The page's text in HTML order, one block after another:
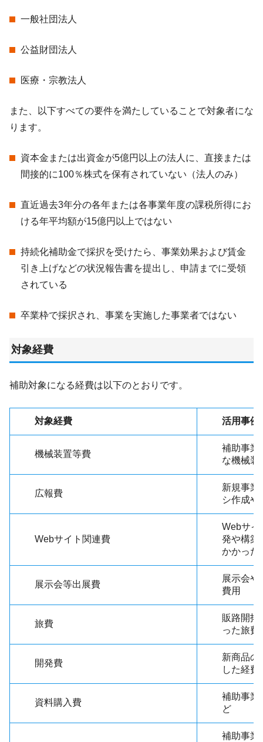
一般社団法人
公益財団法人
医療・宗教法人
また、以下すべての要件を満たしていることで対象者にな
ります。
資本金または出資金が5億円以上の法人に、直接または
間接的に100％株式を保有されていない（法人のみ）
直近過去3年分の各年または各事業年度の課税所得にお
ける年平均額が15億円以上ではない
持続化補助金で採択を受けたら、事業効果および賃金
引き上げなどの状況報告書を提出し、申請までに受領
されている
卒業枠で採択され、事業を実施した事業者ではない
対象経費
補助対象になる経費は以下のとおりです。
対象経費 活用事例
機械装置等費
補助事業
な機械装
広報費
新規事業
シ作成や
Webサイト関連費
Webサイ
発や構築
かかった
展示会等出展費
展示会や
費用
旅費
販路開拓
った旅費
開発費
新商品の
した経費
資料購入費
補助事業
ど
補助事業